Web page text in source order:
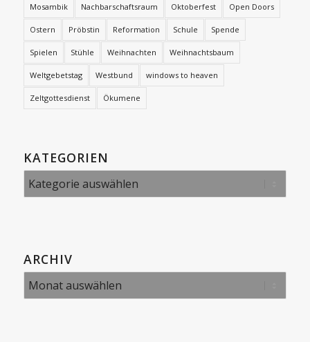
Mosambik Nachbarschaftsraum Oktoberfest Open Doors
Ostern Pröbstin Reformation Schule Spende
Spielen Stühle Weihnachten Weihnachtsbaum
Weltgebetstag Westbund windows to heaven
Zeltgottesdienst Ökumene
KATEGORIEN
Kategorien
ARCHIV